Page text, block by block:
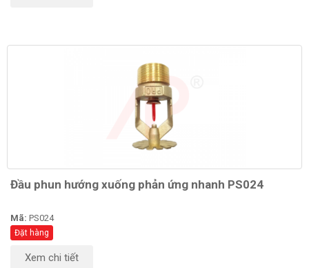
Đầu phun hướng xuống phản ứng nhanh PS024
Mã: PS024
Đặt hàng
Xem chi tiết